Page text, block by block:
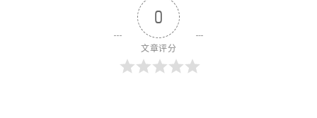
0
文章评分